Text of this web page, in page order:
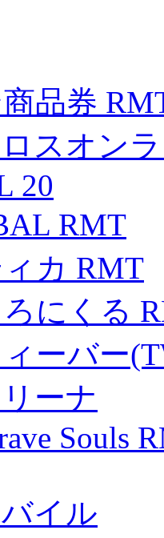
品券
スオン
20
RMT
カ RMT
にくる
ーバー
ーナ
Souls
イル